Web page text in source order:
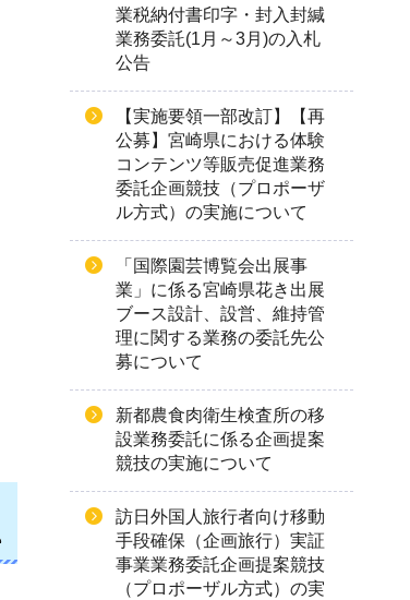
業税納付書印字・封入封緘
業務委託(1月～3月)の入札
公告
【実施要領一部改訂】【再
公募】宮崎県における体験
コンテンツ等販売促進業務
委託企画競技（プロポーザ
ル方式）の実施について
「国際園芸博覧会出展事
業」に係る宮崎県花き出展
ブース設計、設営、維持管
理に関する業務の委託先公
募について
新都農食肉衛生検査所の移
設業務委託に係る企画提案
競技の実施について
訪日外国人旅行者向け移動
手段確保（企画旅行）実証
事業業務委託企画提案競技
（プロポーザル方式）の実